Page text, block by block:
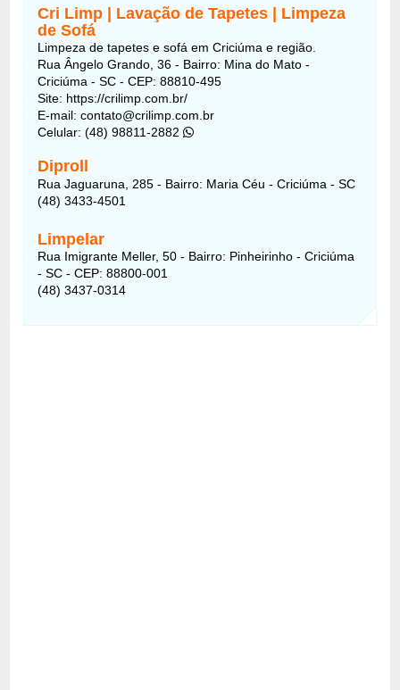
Cri Limp | Lavação de Tapetes | Limpeza
de Sofá
Limpeza de tapetes e sofá em Criciúma e região.
Rua Ângelo Grando, 36 - Bairro: Mina do Mato -
Criciúma - SC - CEP: 88810-495
Site: https://crilimp.com.br/
E-mail: contato@crilimp.com.br
Celular: (48) 98811-2882
Diproll
Rua Jaguaruna, 285 - Bairro: Maria Céu - Criciúma - SC
(48) 3433-4501
Limpelar
Rua Imigrante Meller, 50 - Bairro: Pinheirinho - Criciúma
- SC - CEP: 88800-001
(48) 3437-0314